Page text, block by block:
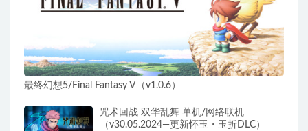
最终幻想5/Final Fantasy V（v1.0.6）
咒术回战 双华乱舞 单机/网络联机
（v30.05.2024—更新怀玉・玉折DLC）